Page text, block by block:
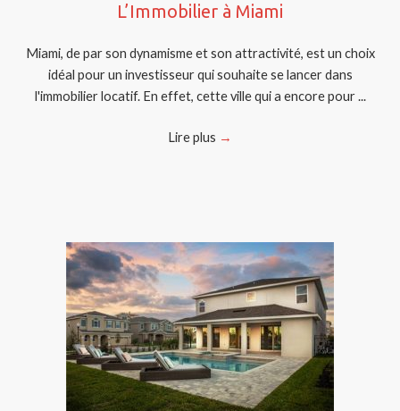
L’Immobilier à Miami
Miami, de par son dynamisme et son attractivité, est un choix
idéal pour un investisseur qui souhaite se lancer dans
l'immobilier locatif. En effet, cette ville qui a encore pour ...
Lire plus →